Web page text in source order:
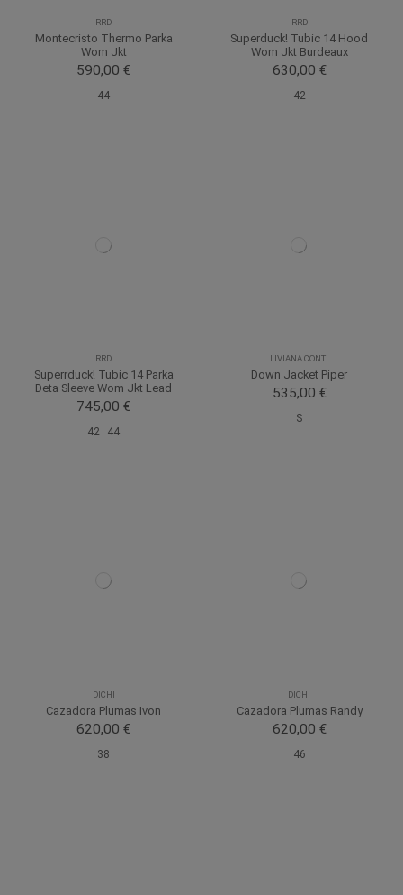
RRD
Montecristo Thermo Parka
Wom Jkt
590,00 €
44
RRD
Superduck! Tubic 14 Hood
Wom Jkt Burdeaux
630,00 €
42
RRD
Superrduck! Tubic 14 Parka
Deta Sleeve Wom Jkt Lead
745,00 €
42 44
LIVIANA CONTI
Down Jacket Piper
535,00 €
S
DICHI
Cazadora Plumas Ivon
620,00 €
38
DICHI
Cazadora Plumas Randy
620,00 €
46